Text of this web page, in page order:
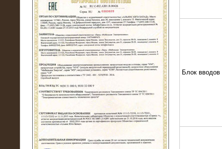
22.05.2016
Нагрузочный модуль в контейнере
10 МВт (0,4 кВ - напряжение)
Блок вводов